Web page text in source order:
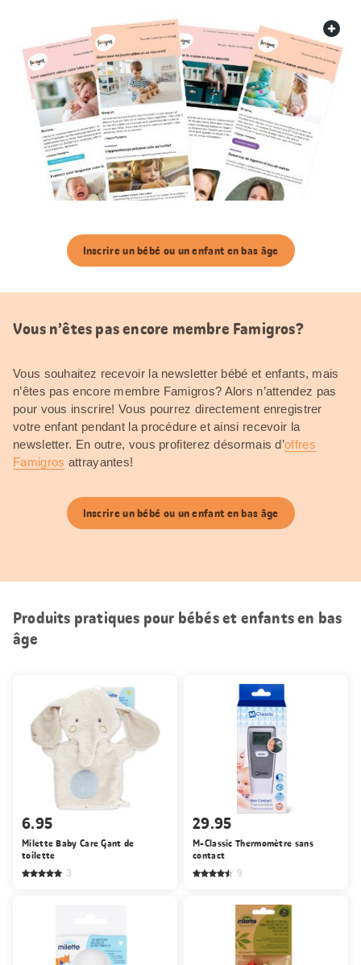
Inscrire un bébé ou un enfant en bas âge
Vous n’êtes pas encore membre Famigros?
Vous souhaitez recevoir la newsletter bébé et enfants, mais
n’êtes pas encore membre Famigros? Alors n’attendez pas
pour vous inscrire! Vous pourrez directement enregistrer
votre enfant pendant la procédure et ainsi recevoir la
newsletter. En outre, vous profiterez désormais d’offres
Famigros attrayantes!
Inscrire un bébé ou un enfant en bas âge
Produits pratiques pour bébés et enfants en bas
âge
6.95
Milette Baby Care Gant de
toilette
3
29.95
M-Classic Thermomètre sans
contact
9